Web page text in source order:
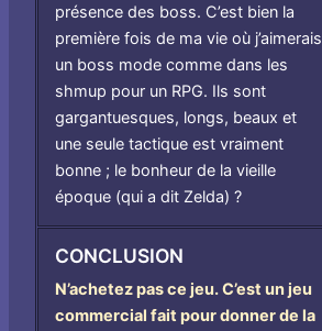
présence des boss. C’est bien la
première fois de ma vie où j’aimerais
un boss mode comme dans les
shmup pour un RPG. Ils sont
gargantuesques, longs, beaux et
une seule tactique est vraiment
bonne ; le bonheur de la vieille
époque (qui a dit Zelda) ?
CONCLUSION
N’achetez pas ce jeu. C’est un jeu
commercial fait pour donner de la